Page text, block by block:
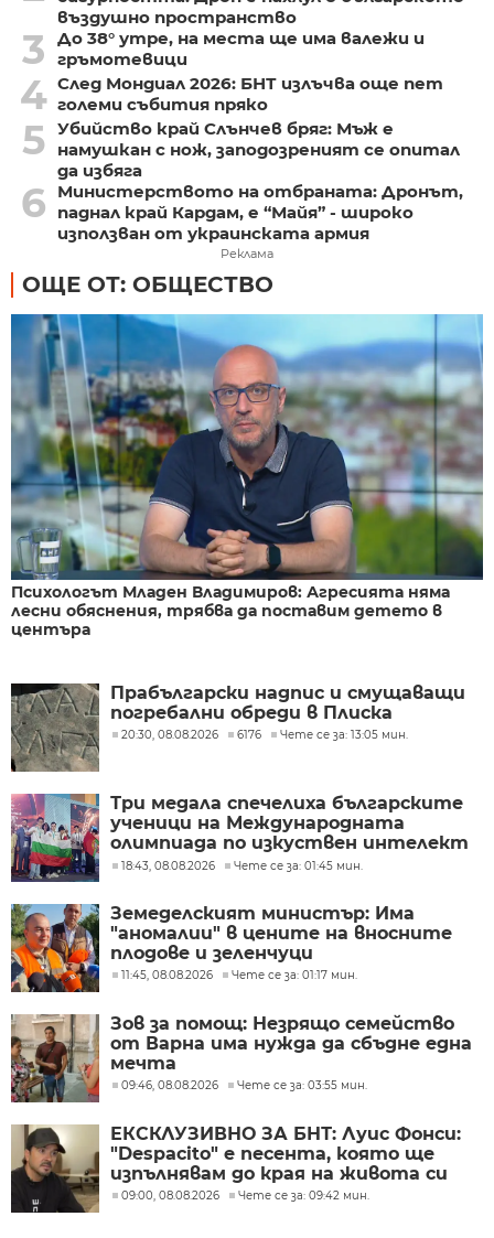
въздушно пространство
3
До 38° утре, на места ще има валежи и
гръмотевици
4 След Мондиал 2026: БНТ излъчва още пет
големи събития пряко
5 Убийство край Слънчев бряг: Мъж е
намушкан с нож, заподозреният се опитал
да избяга
6
Министерството на отбраната: Дронът,
паднал край Кардам, е “Майя” - широко
използван от украинската армия
Реклама
ОЩЕ ОТ: ОБЩЕСТВО
Психологът Младен Владимиров: Агресията няма
лесни обяснения, трябва да поставим детето в
центъра
Прабългарски надпис и смущаващи
погребални обреди в Плиска
20:30, 08.08.2026 6176 Чете се за: 13:05 мин.
Три медала спечелиха българските
ученици на Международната
олимпиада по изкуствен интелект
в Казахстан
18:43, 08.08.2026 Чете се за: 01:45 мин.
Земеделският министър: Има
"аномалии" в цените на вносните
плодове и зеленчуци
11:45, 08.08.2026 Чете се за: 01:17 мин.
Зов за помощ: Незрящо семейство
от Варна има нужда да сбъдне една
мечта
09:46, 08.08.2026 Чете се за: 03:55 мин.
ЕКСКЛУЗИВНО ЗА БНТ: Луис Фонси:
"Despacito" е песента, която ще
изпълнявам до края на живота си
09:00, 08.08.2026 Чете се за: 09:42 мин.